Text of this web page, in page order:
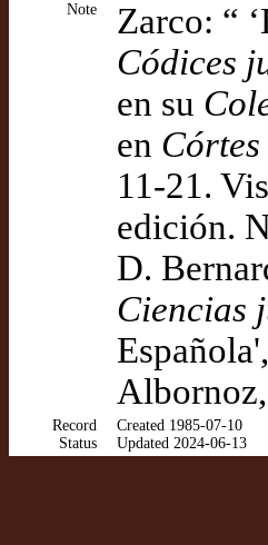
Note
Zarco: “
Códices
en su
en
11-21.
edición.
D.
Ciencias
Albornoz,
Record
Status
Created 1985-07-10
Updated 2024-06-13